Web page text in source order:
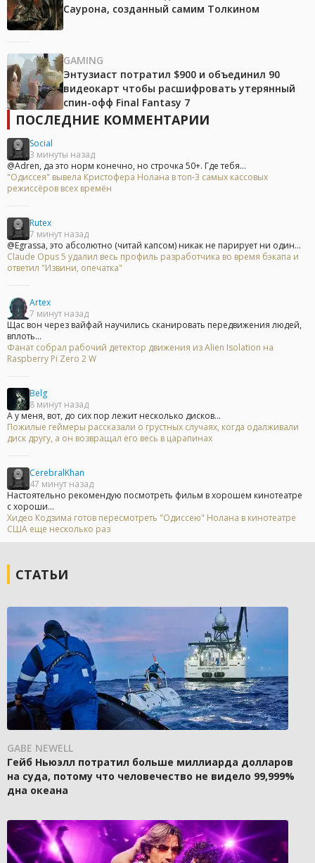
Саурона, созданный самим Толкином
GAMING
Энтузиаст потратил $900 и объединил 90
видеокарт чтобы расшифровать утерянный
спин-офф Final Fantasy 7
ПОСЛЕДНИЕ КОММЕНТАРИИ
Social
3 минуты назад
@Adren, да это норм конечно, но строчка 50+. Где тебя...
"Одиссея" вывела Кристофера Нолана в топ-3 самых кассовых
режиссёров всех времён
Rutex
7 минут назад
@Egrassa, это абсолютно (читай капсом) никак не парирует ни один...
Claude Opus 5 удалил весь профиль разработчика во время бэкапа и
ответил "Извини, опечатка"
Artex
7 минут назад
Щас вон через вайфай научились сканировать передвижения людей,
вплоть...
Фанат собрал рабочий детектор движения из Alien Isolation на
Raspberry Pi Zero 2 W
Belg
8 минут назад
А у меня, вот, до сих пор лежит несколько дисков...
Пожилые геймеры рассказали о грустных случаях, когда одалживали
диск другу, а он возвращал его весь в царапинах
CerebralKhan
47 минут назад
Настоятельно рекомендую посмотреть фильм в хорошем кинотеатре
с хороши...
Хидео Кодзима готов пересмотреть "Одиссею" Нолана в кинотеатре
США еще несколько раз
СТАТЬИ
GABE NEWELL
Гейб Ньюэлл потратил больше миллиарда долларов
на суда, потому что человечество не видело 99,999%
дна океана